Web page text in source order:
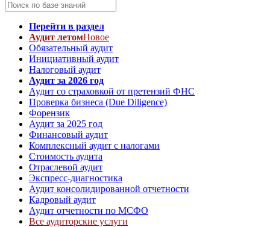
Перейти в раздел
Аудит летомНовое
Обязательный аудит
Инициативный аудит
Налоговый аудит
Аудит за 2026 год
Аудит со страховкой от претензий ФНС
Проверка бизнеса (Due Diligence)
Форензик
Аудит за 2025 год
Финансовый аудит
Комплексный аудит с налогами
Стоимость аудита
Отраслевой аудит
Экспресс-диагностика
Аудит консолидированной отчетности
Кадровый аудит
Аудит отчетности по МСФО
Все аудиторские услуги